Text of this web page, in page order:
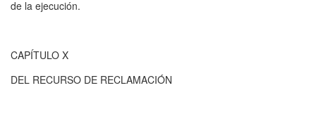
de la ejecución.
CAPÍTULO X
DEL RECURSO DE RECLAMACIÓN